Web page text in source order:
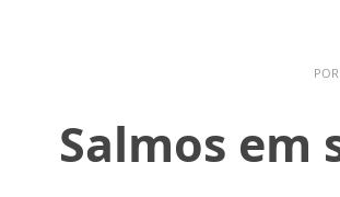
POR
Salmos em